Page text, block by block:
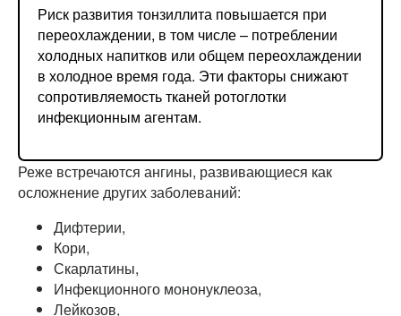
Риск развития тонзиллита повышается при
переохлаждении, в том числе – потреблении
холодных напитков или общем переохлаждении
в холодное время года. Эти факторы снижают
сопротивляемость тканей ротоглотки
инфекционным агентам.
Реже встречаются ангины, развивающиеся как
осложнение других заболеваний:
Дифтерии,
Кори,
Скарлатины,
Инфекционного мононуклеоза,
Лейкозов,